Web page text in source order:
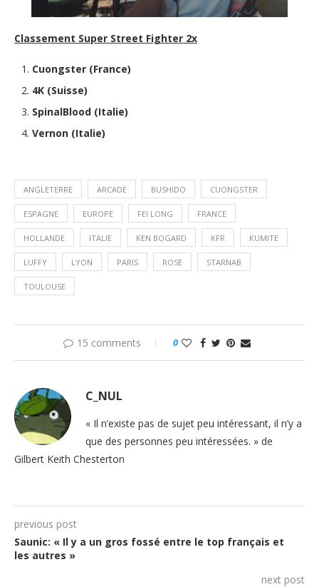
Classement Super Street Fighter 2x
Cuongster (France)
4K (Suisse)
SpinalBlood (Italie)
Vernon (Italie)
ANGLETERRE ARCADE BUSHIDO CUONGSTER
ESPAGNE EUROPE FEI LONG FRANCE
HOLLANDE ITALIE KEN BOGARD KFR KUMITE
LUFFY LYON PARIS ROSE STARNAB
TOULOUSE
15 comments 0
C_NUL
« Il n’existe pas de sujet peu intéressant, il n’y a
que des personnes peu intéressées. » de
Gilbert Keith Chesterton
previous post
Saunic: « Il y a un gros fossé entre le top français et
les autres »
next post